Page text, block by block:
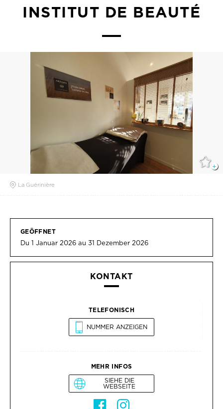
INSTITUT DE BEAUTÉ
La Guérinière
GEÖFFNET
Du 1 Januar 2026 au 31 Dezember 2026
KONTAKT
TELEFONISCH
NUMMER ANZEIGEN
MEHR INFOS
SIEHE DIE
WEBSEITE